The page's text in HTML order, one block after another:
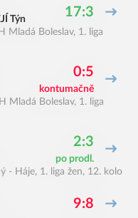
Týn
17:3
Mladá Boleslav, 1. liga
0:5
kontumačně
Mladá Boleslav, 1. liga
2:3
po prodl.
- Háje, 1. liga žen, 12. kolo
9:8